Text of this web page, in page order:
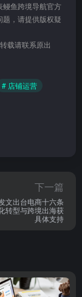
鳗鱼跨境导航官方
，请提供版权疑
载请联系原出
# 店铺运营
下一篇
文出台电商十六条
转型与跨境出海获
具体支持